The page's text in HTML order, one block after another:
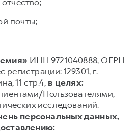
почты;
ИНН 9721040888, ОГРН
регистрации: 129301, г.
11 стр.4, в целях:
Пользователями,
исследований.
персональных данных,